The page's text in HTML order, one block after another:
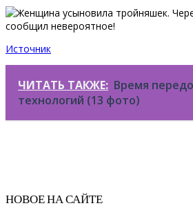
Источник
ЧИТАТЬ ТАКЖЕ: Время
технологий (13 фото)
НОВОЕ НА САЙТЕ